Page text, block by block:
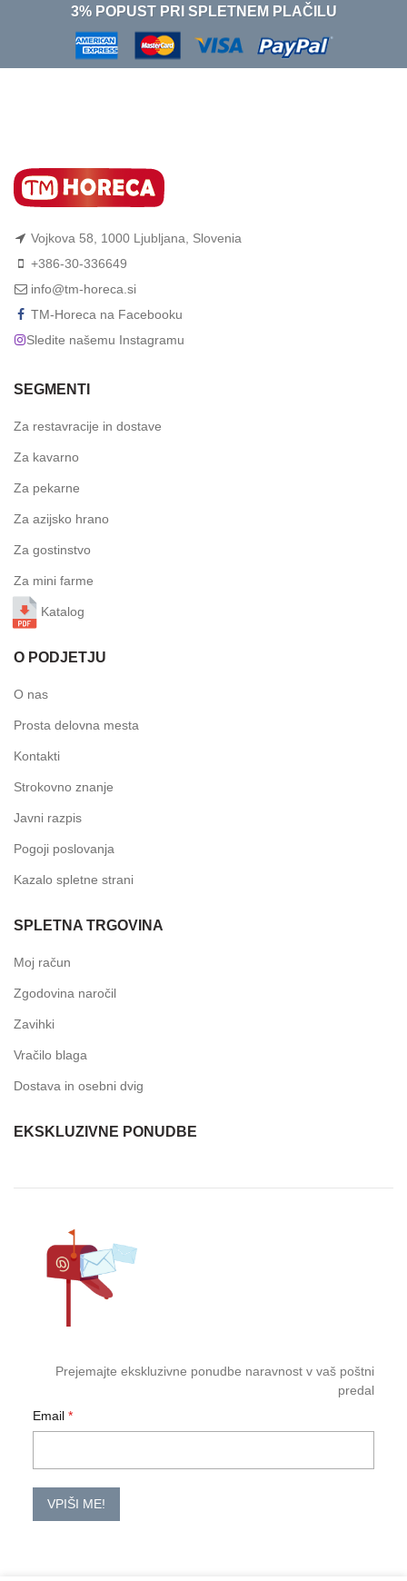
3% POPUST PRI SPLETNEM PLAČILU
Vojkova 58, 1000 Ljubljana, Slovenia
+386-30-336649
info@tm-horeca.si
TM-Horeca na Facebooku
Sledite našemu Instagramu
SEGMENTI
Za restavracije in dostave
Za kavarno
Za pekarne
Za azijsko hrano
Za gostinstvo
Za mini farme
Katalog
O PODJETJU
O nas
Prosta delovna mesta
Kontakti
Strokovno znanje
Javni razpis
Pogoji poslovanja
Kazalo spletne strani
SPLETNA TRGOVINA
Moj račun
Zgodovina naročil
Zavihki
Vračilo blaga
Dostava in osebni dvig
EKSKLUZIVNE PONUDBE
Prejemajte ekskluzivne ponudbe naravnost v vaš poštni
predal
Email
VPIŠI ME!